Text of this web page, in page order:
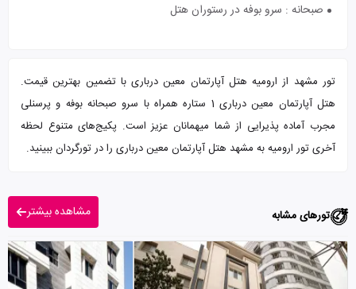
صبحانه : سرو بوفه در رستوران هتل
تور مشهد از ارومیه هتل آپارتمان معین درباری با تضمین بهترین قیمت.
هتل آپارتمان معین درباری 1 ستاره همراه با سرو صبحانه بوفه و پرسنلی
مجرب آماده پذیرایی از شما میهمانان عزیز است. پکیج‌های متنوع لحظه
آخری تور ارومیه به مشهد هتل آپارتمان معین درباری را در تورگردان ببینید.
تورهای مشابه مشاهده بیشتر